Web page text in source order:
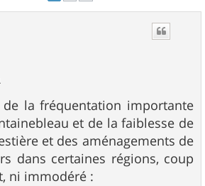
la fréquentation importante
et de la faiblesse de
et des aménagements de
dans certaines régions, coup
ni immodéré :